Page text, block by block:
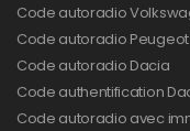
Code autoradio
Code autoradio Peugeot
Code autoradio Dacia
Code authentification
Code autoradio avec